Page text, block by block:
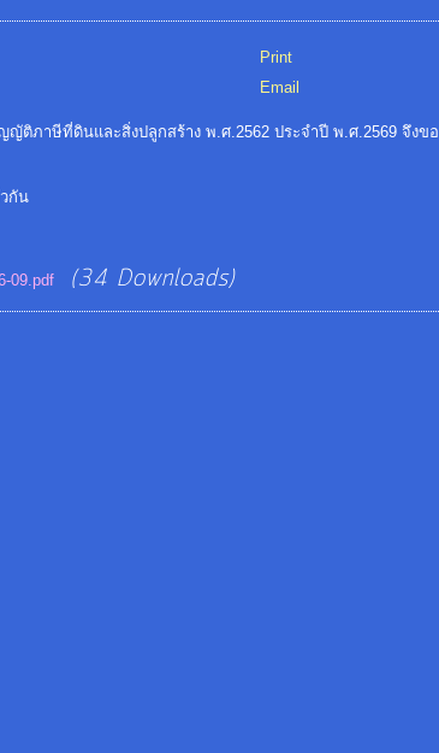
Print
Email
ติภาษีที่ดินและสิ่งปลูกสร้าง พ.ศ.2562 ประจำปี พ.ศ.2569 จึงขอ
กัน
09.pdf
(34 Downloads)